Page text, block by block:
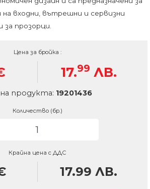
входни, вътрешни и сервизни
прозорци.
Цена за бройка :
17.99 ЛВ.
продукта: 19201436
Количество (бр.)
Крайна цена с ДДС
17.99 ЛВ.